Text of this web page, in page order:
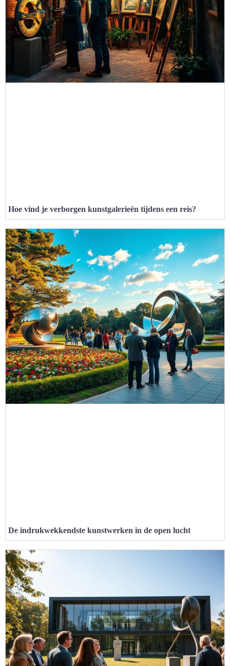
Hoe vind je verborgen kunstgalerieën tijdens een reis?
De indrukwekkendste kunstwerken in de open lucht